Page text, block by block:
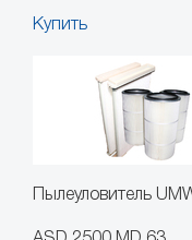
Купить
Пылеуловитель